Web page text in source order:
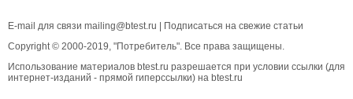
E-mail для связи mailing@btest.ru
Подписаться на свежие статьи
Copyright © 2000-2019, "Потребитель". Все права защищены.
Использование материалов btest.ru разрешается при условии ссылки (для
интернет-изданий - прямой гиперссылки) на btest.ru